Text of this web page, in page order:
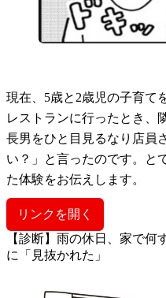
現在、5歳と2歳児の子育て
レストランに行ったとき、
長男をひと目見るなり店員
い？」と言ったのです。と
た体験をお伝えします。
リンクを開く
【診断】雨の休日、家で
に「見抜かれた」